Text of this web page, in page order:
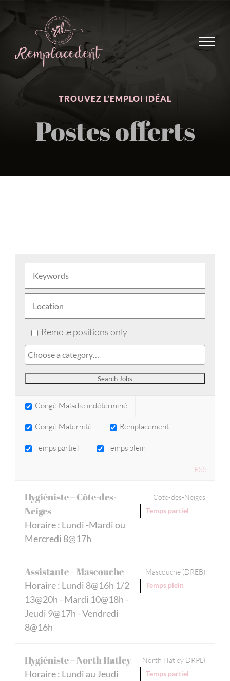
TROUVEZ L’EMPLOI IDÉAL
Postes offerts
Remote positions only
Congé Maladie indéterminé
Congé Maternité Remplacement
Temps partiel Temps plein
RSS
Hygiéniste – Côte-des-
Neiges
Horaire : Lundi -Mardi ou
Mercredi 8@17h
Cote-des-Neiges
Temps partiel
Assistante – Mascouche
Horaire : Lundi 8@16h 1/2
13@20h - Mardi 10@18h -
Jeudi 9@17h - Vendredi
8@16h
Mascouche (DREB)
Temps plein
Hygiéniste – North Hatley
Horaire : Lundi au Jeudi
North Hatley DRPL)
Temps partiel